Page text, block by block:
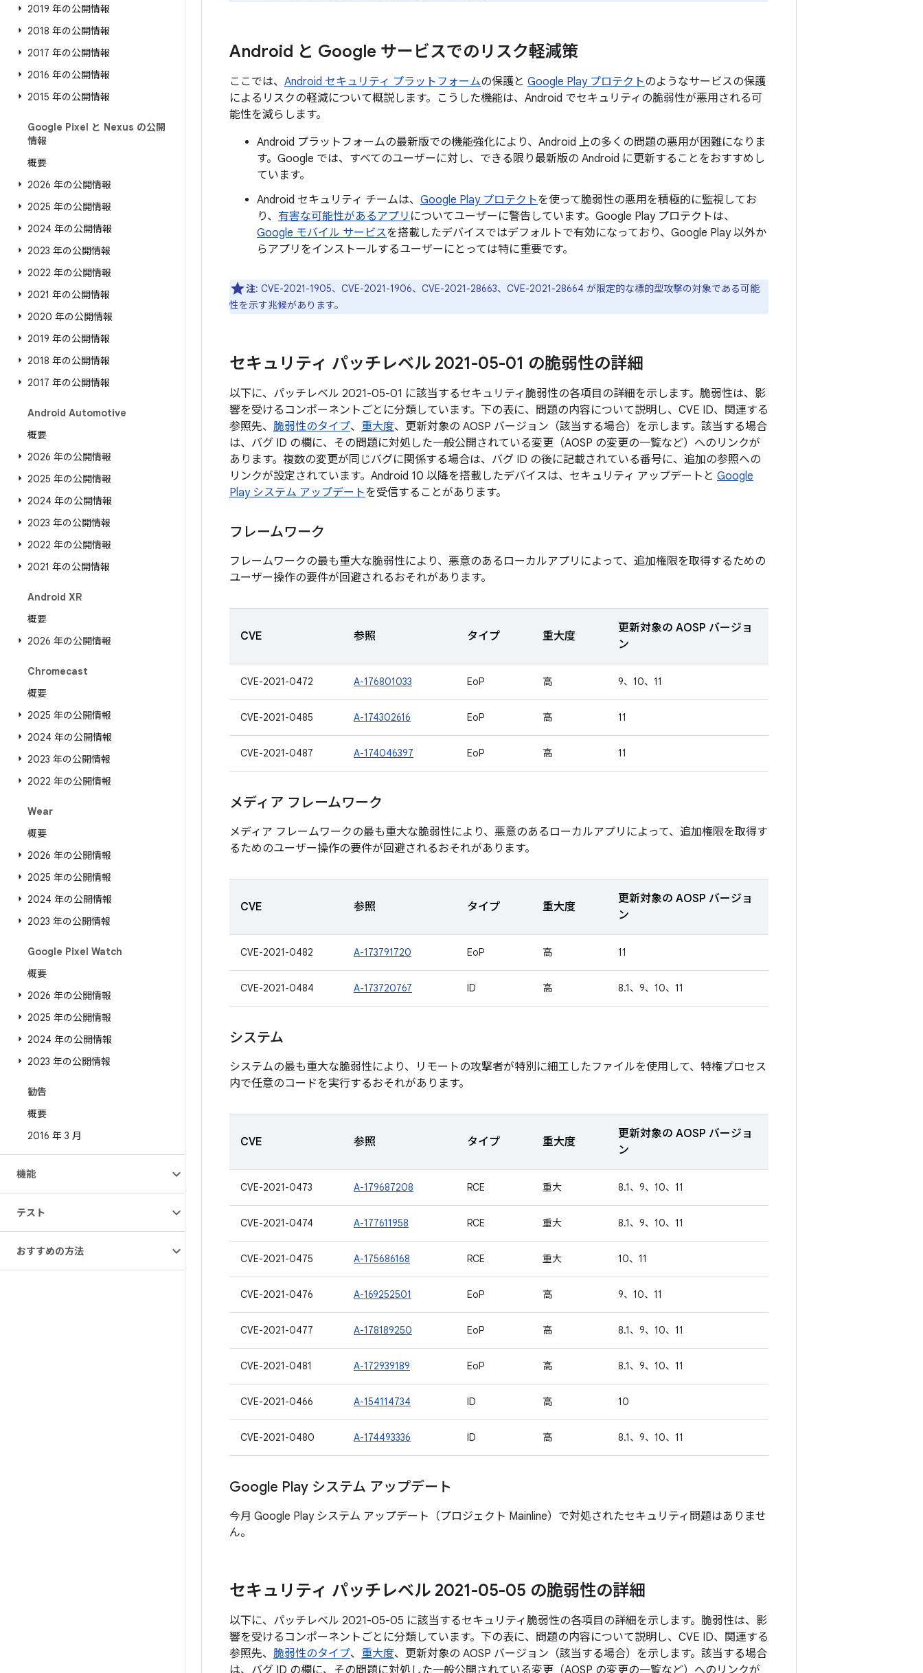
2019 年の公開情報
2018 年の公開情報
2017 年の公開情報
2016 年の公開情報
2015 年の公開情報
Google Pixel と Nexus の公開
情報
概要
2026 年の公開情報
2025 年の公開情報
2024 年の公開情報
2023 年の公開情報
2022 年の公開情報
2021 年の公開情報
2020 年の公開情報
2019 年の公開情報
2018 年の公開情報
2017 年の公開情報
Android Automotive
概要
2026 年の公開情報
2025 年の公開情報
2024 年の公開情報
2023 年の公開情報
2022 年の公開情報
2021 年の公開情報
Android XR
概要
2026 年の公開情報
Chromecast
概要
2025 年の公開情報
2024 年の公開情報
2023 年の公開情報
2022 年の公開情報
Wear
概要
2026 年の公開情報
2025 年の公開情報
2024 年の公開情報
2023 年の公開情報
Google Pixel Watch
概要
2026 年の公開情報
2025 年の公開情報
2024 年の公開情報
2023 年の公開情報
勧告
概要
2016 年 3 月
機能
テスト
おすすめの方法
Android と Google サービスでのリスク軽減策
ここでは、 Android セキュリティ プラットフォームの保護と Google Play プロテクトのようなサービスの保護
によるリスクの軽減について概説します。こうした機能は、Android でセキュリティの脆弱性が悪用される可
能性を減らします。
Android プラットフォームの最新版での機能強化により、Android 上の多くの問題の悪用が困難になりま
す。Google では、すべてのユーザーに対し、できる限り最新版の Android に更新することをおすすめし
ています。
Android セキュリティ チームは、 Google Play プロテクトを使って脆弱性の悪用を積極的に監視してお
り、 有害な可能性があるアプリ についてユーザーに警告しています。Google Play プロテクトは、
Google モバイル サービスを搭載したデバイスではデフォルトで有効になっており、Google Play 以外か
らアプリをインストールするユーザーにとっては特に重要です。
注: CVE-2021-1905、CVE-2021-1906、CVE-2021-28663、CVE-2021-28664 が限定的な標的型攻撃の対象である可能
性を示す兆候があります。
セキュリティ パッチレベル 2021-05-01 の脆弱性の詳細
以下に、パッチレベル 2021-05-01 に該当するセキュリティ脆弱性の各項目の詳細を示します。脆弱性は、影
響を受けるコンポーネントごとに分類しています。下の表に、問題の内容について説明し、CVE ID、関連する
参照先、 脆弱性のタイプ、 重大度、更新対象の AOSP バージョン（該当する場合）を示します。該当する場合
は、バグ ID の欄に、その問題に対処した一般公開されている変更（AOSP の変更の一覧など）へのリンクが
あります。複数の変更が同じバグに関係する場合は、バグ ID の後に記載されている番号に、追加の参照への
リンクが設定されています。Android 10 以降を搭載したデバイスは、セキュリティ アップデートと Google
Play システム アップデートを受信することがあります。
フレームワーク
フレームワークの最も重大な脆弱性により、悪意のあるローカルアプリによって、追加権限を取得するための
ユーザー操作の要件が回避されるおそれがあります。
CVE 参照 タイプ 重大度
更新対象の AOSP バージョ
ン
CVE-2021-0472 A-176801033 EoP 高 9、10、11
CVE-2021-0485 A-174302616 EoP 高 11
CVE-2021-0487 A-174046397 EoP 高 11
メディア フレームワーク
メディア フレームワークの最も重大な脆弱性により、悪意のあるローカルアプリによって、追加権限を取得す
るためのユーザー操作の要件が回避されるおそれがあります。
CVE 参照 タイプ 重大度
更新対象の AOSP バージョ
ン
CVE-2021-0482 A-173791720 EoP 高 11
CVE-2021-0484 A-173720767 ID 高 8.1、9、10、11
システム
システムの最も重大な脆弱性により、リモートの攻撃者が特別に細工したファイルを使用して、特権プロセス
内で任意のコードを実行するおそれがあります。
CVE 参照 タイプ 重大度
更新対象の AOSP バージョ
ン
CVE-2021-0473 A-179687208 RCE 重大 8.1、9、10、11
CVE-2021-0474 A-177611958 RCE 重大 8.1、9、10、11
CVE-2021-0475 A-175686168 RCE 重大 10、11
CVE-2021-0476 A-169252501 EoP 高 9、10、11
CVE-2021-0477 A-178189250 EoP 高 8.1、9、10、11
CVE-2021-0481 A-172939189 EoP 高 8.1、9、10、11
CVE-2021-0466 A-154114734 ID 高 10
CVE-2021-0480 A-174493336 ID 高 8.1、9、10、11
Google Play システム アップデート
今月 Google Play システム アップデート（プロジェクト Mainline）で対処されたセキュリティ問題はありませ
ん。
セキュリティ パッチレベル 2021-05-05 の脆弱性の詳細
以下に、パッチレベル 2021-05-05 に該当するセキュリティ脆弱性の各項目の詳細を示します。脆弱性は、影
響を受けるコンポーネントごとに分類しています。下の表に、問題の内容について説明し、CVE ID、関連する
参照先、 脆弱性のタイプ、 重大度、更新対象の AOSP バージョン（該当する場合）を示します。該当する場合
は、バグ ID の欄に、その問題に対処した一般公開されている変更（AOSP の変更の一覧など）へのリンクが